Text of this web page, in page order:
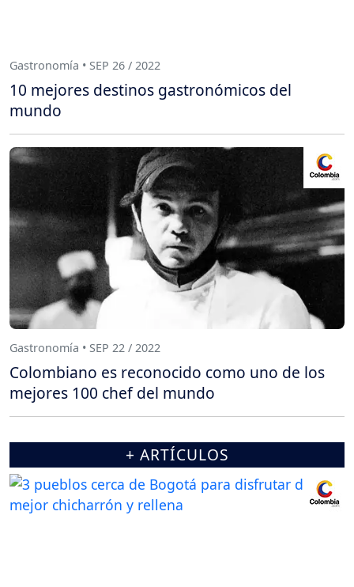
Gastronomía • SEP 26 / 2022
10 mejores destinos gastronómicos del
mundo
Gastronomía • SEP 22 / 2022
Colombiano es reconocido como uno de los
mejores 100 chef del mundo
+ ARTÍCULOS